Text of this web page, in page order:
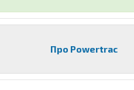
Про Powertrac